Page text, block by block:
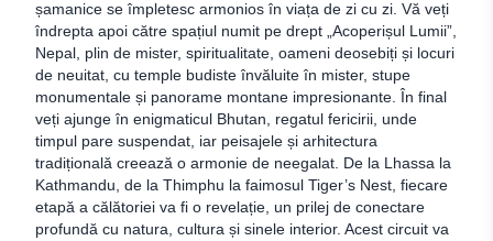
șamanice se împletesc armonios în viața de zi cu zi. Vă veți
îndrepta apoi către spațiul numit pe drept „Acoperișul Lumii”,
Nepal, plin de mister, spiritualitate, oameni deosebiți și locuri
de neuitat, cu temple budiste învăluite în mister, stupe
monumentale și panorame montane impresionante. În final
veți ajunge în enigmaticul Bhutan, regatul fericirii, unde
timpul pare suspendat, iar peisajele și arhitectura
tradițională creează o armonie de neegalat. De la Lhassa la
Kathmandu, de la Thimphu la faimosul Tiger’s Nest, fiecare
etapă a călătoriei va fi o revelație, un prilej de conectare
profundă cu natura, cultura și sinele interior. Acest circuit va